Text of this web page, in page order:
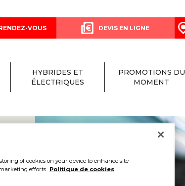
VOUS DEVIS EN LIGNE
HYBRIDES ET
ÉLECTRIQUES
PROMOTIONS DU
MOMENT
of cookies on your device to enhance site
efforts. Politique de cookies